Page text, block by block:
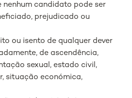
nenhum candidato pode ser
prejudicado ou
ou isento de qualquer dever
de ascendência,
sexual, estado civil,
situação económica,